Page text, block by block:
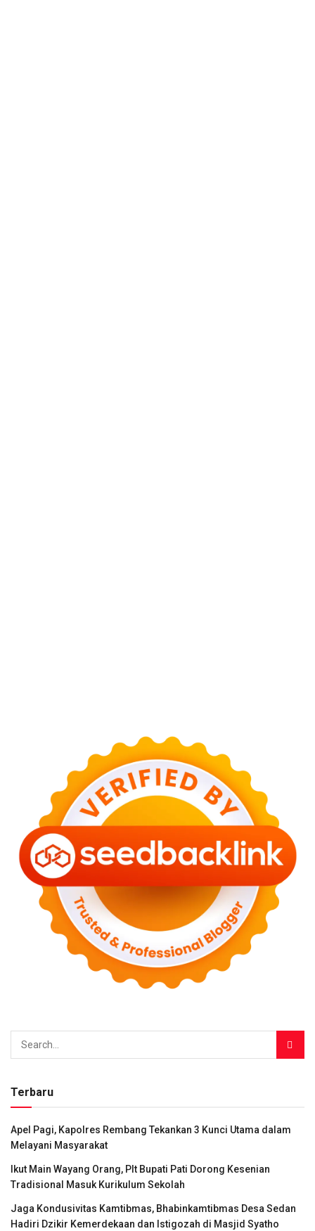
Terbaru
Apel Pagi, Kapolres Rembang Tekankan 3 Kunci Utama dalam
Melayani Masyarakat
Ikut Main Wayang Orang, Plt Bupati Pati Dorong Kesenian
Tradisional Masuk Kurikulum Sekolah
Jaga Kondusivitas Kamtibmas, Bhabinkamtibmas Desa Sedan
Hadiri Dzikir Kemerdekaan dan Istigozah di Masjid Syatho